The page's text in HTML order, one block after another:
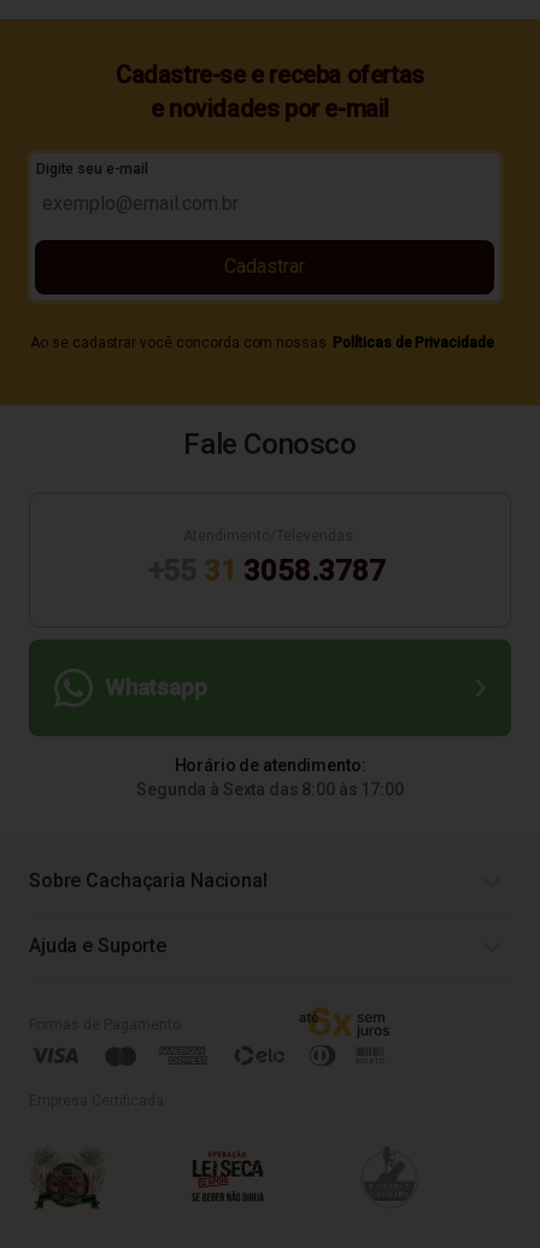
Cadastre-se e receba ofertas
e novidades por e-mail
Digite seu e-mail
Ao se cadastrar você concorda com nossas Políticas de Privacidade
Cadastrar
Fale Conosco
31 3058.3787
Whatsapp
Horário de atendimento:
Segunda à Sexta das 8:00 às 17:00
Sobre Cachaçaria Nacional
Ajuda e Suporte